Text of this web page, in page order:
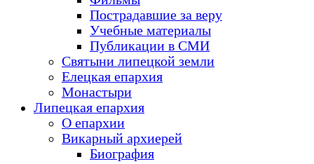
Пострадавшие за веру
Учебные материалы
Публикации в СМИ
Святыни липецкой земли
Елецкая епархия
Монастыри
Липецкая епархия
О епархии
Викарный архиерей
Биография